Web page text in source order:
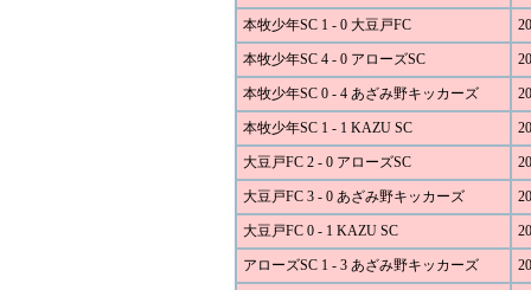
本牧少年SC 1 - 0 大豆戸FC
本牧少年SC 4 - 0 アローズSC
本牧少年SC 0 - 4 あざみ野キッカーズ
本牧少年SC 1 - 1 KAZU SC
大豆戸FC 2 - 0 アローズSC
大豆戸FC 3 - 0 あざみ野キッカーズ
大豆戸FC 0 - 1 KAZU SC
アローズSC 1 - 3 あざみ野キッカーズ